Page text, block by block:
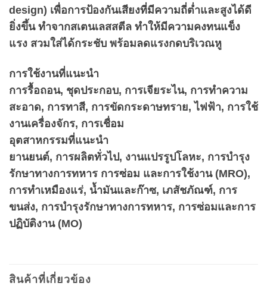
design) เพื่อการป้องกันเสียงที่มีความถี่ต่ำและสูงได้ดี
ยิ่งขึ้น ทำจากสเตนเลสสตีล ทำให้มีความคงทนแข็ง
แรง สวมใส่ได้กระชับ พร้อมลดแรงกดบริเวณหู
การใช้งานที่แนะนำ
การรื้อถอน, ชุดประกอบ, การเจียระไน, การทำความ
สะอาด, การทาสี, การขัดกระดาษทราย, ไฟฟ้า, การใช้
งานเครื่องจักร, การเชื่อม
อุตสาหกรรมที่แนะนำ
ยานยนต์, การผลิตทั่วไป, งานแปรรูปโลหะ, การบำรุง
รักษาทางการทหาร การซ่อม และการใช้งาน (MRO),
การทำเหมืองแร่, น้ำมันและก๊าซ, เภสัชภัณฑ์, การ
ขนส่ง, การบำรุงรักษาทางการทหาร, การซ่อมและการ
ปฏิบัติงาน (MO)
สินค้าที่เกี่ยวข้อง